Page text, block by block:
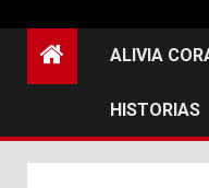
ALIVIA
HISTORIAS